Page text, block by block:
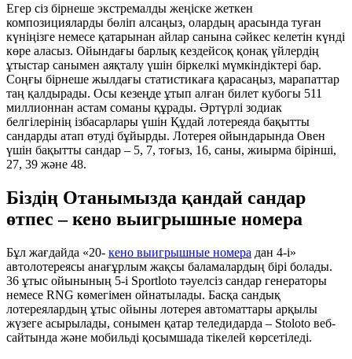
Егер сіз бірнеше экстремалды жеңіске жеткен
композицияларды бөліп алсаңыз, олардың арасында туған
күніңізге немесе қатарынан айлар санына сәйкес келетін күнді
көре аласыз. Ойындағы барлық кездейсоқ қонақ үйлердің
ұтыстар санымен аяқталу үшін біркелкі мүмкіндіктері бар.
Соңғы бірнеше жылдағы статистикаға қарасаңыз, марапаттар
таң қалдырады. Осы кезеңде ұтып алған билет кубогы 511
миллионнан астам соманы құрады. Әртүрлі зодиак
белгілерінің ізбасарлары үшін Құдай лотереяда бақытты
сандарды атап өтуді бұйырды. Лотерея ойындарында Овен
үшін бақытты сандар – 5, 7, тоғыз, 16, саны, жиырма бірінші,
27, 39 және 48.
Біздің Отанымызда қандай сандар
өтпес – кено выигрышные номера
Бұл жағдайда «20- кено выигрышные номера дан 4-і»
автолотереясы анағұрлым жақсы баламалардың бірі болады.
36 ұтыс ойынының 5-і Sportloto тәуелсіз сандар генераторы
немесе RNG көмегімен ойнатылады. Басқа сандық
лотереялардың ұтыс ойыны лотерея автоматтары арқылы
жүзеге асырылады, сонымен қатар теледидарда – Stoloto веб-
сайтында және мобильді қосымшада тікелей көрсетіледі.